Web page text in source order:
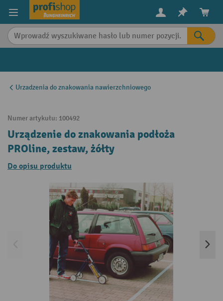
content
Urzadzenia do znakowania nawierzchniowego
Numer artykułu: 100492
Urządzenie do znakowania podłoża
PROline, zestaw, żółty
Do opisu produktu